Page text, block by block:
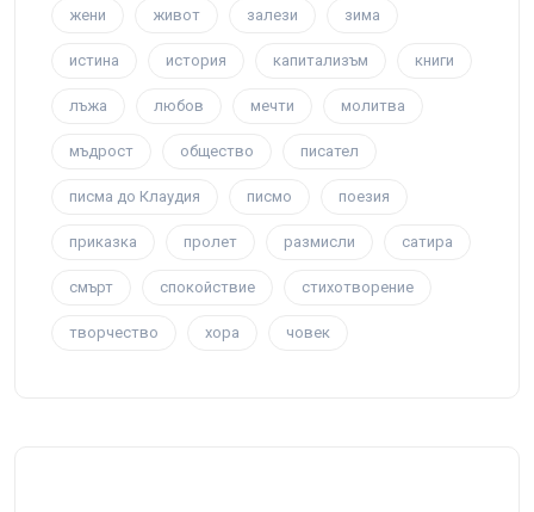
жени живот залези зима
истина история капитализъм книги
лъжа любов мечти молитва
мъдрост общество писател
писма до Клаудия писмо поезия
приказка пролет размисли сатира
смърт спокойствие стихотворение
творчество хора човек